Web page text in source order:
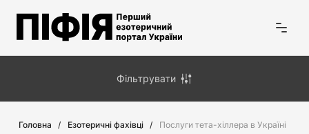
Головна Езотеричні фахівці Послуги тета-хіллера в Україні
Фільтрувати